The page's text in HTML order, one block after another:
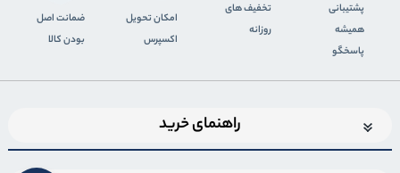
پشتیبانی
همیشه
پاسخگو
تخفیف های
روزانه
اﻣﮑﺎن ﺗﺤﻮﯾﻞ
اﮐﺴﭙﺮس
ضمانت اصل
بودن کالا
راهنمای خرید